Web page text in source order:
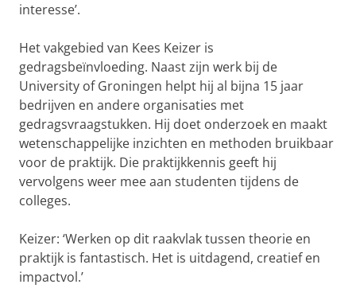
interesse’.
Het vakgebied van Kees Keizer is
gedragsbeïnvloeding. Naast zijn werk bij de
University of Groningen helpt hij al bijna 15 jaar
bedrijven en andere organisaties met
gedragsvraagstukken. Hij doet onderzoek en maakt
wetenschappelijke inzichten en methoden bruikbaar
voor de praktijk. Die praktijkkennis geeft hij
vervolgens weer mee aan studenten tijdens de
colleges.
Keizer: ‘Werken op dit raakvlak tussen theorie en
praktijk is fantastisch. Het is uitdagend, creatief en
impactvol.’